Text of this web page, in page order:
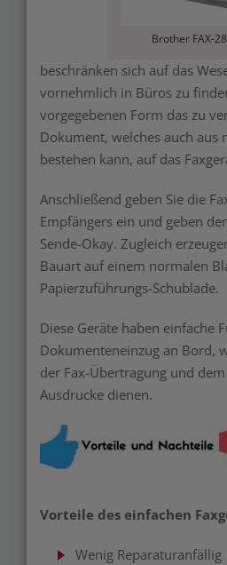
Brother FAX-
beschränken sich auf das
vornehmlich in Büros zu
vorgegebenen Form das zu
Dokument, welches auch aus
bestehen kann, auf das
Anschließend geben Sie die
Empfängers ein und geben
Sende-Okay. Zugleich
Bauart auf einem normalen
Papierzuführungs-Schublade.
Diese Geräte haben einfache
Dokumenteneinzug an Bord,
der Fax-Übertragung und
Ausdrucke dienen.
Vorteile des einfachen
Wenig Reparaturanfällig